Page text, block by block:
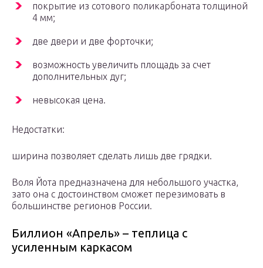
покрытие из сотового поликарбоната толщиной
4 мм;
две двери и две форточки;
возможность увеличить площадь за счет
дополнительных дуг;
невысокая цена.
Недостатки:
ширина позволяет сделать лишь две грядки.
Воля Йота предназначена для небольшого участка,
зато она с достоинством сможет перезимовать в
большинстве регионов России.
Биллион «Апрель» – теплица с
усиленным каркасом